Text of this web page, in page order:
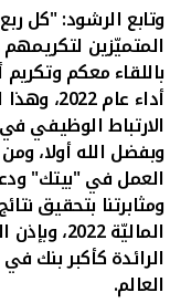
وتابع الرشود: "كل
المتميّزين
باللقاء معكم وتكريم
أداء عام2022،
وبفضل الله أولا،
العمل في "بيتك"
ومثابرتنا بتحقيق
الماليّة
الرائدة كأكبر بنك
العالم.